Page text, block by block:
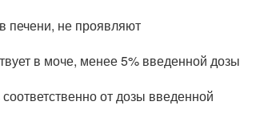
печени, не проявляют
в моче, менее 5% введенной дозы
от дозы введенной